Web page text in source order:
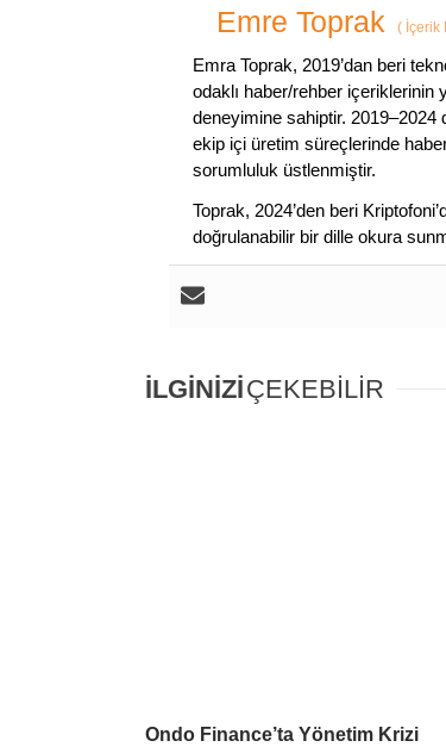
Emre Toprak ( İçerik
Emra Toprak, 2019’dan beri
odaklı haber/rehber içeriklerinin
deneyimine sahiptir. 2019–2024
ekip içi üretim süreçlerinde
sorumluluk üstlenmiştir.
Toprak, 2024’den beri
doğrulanabilir bir dille okura
İLGİNİZİÇEKEBİLİR
Ondo Finance’ta Yönetim Krizi